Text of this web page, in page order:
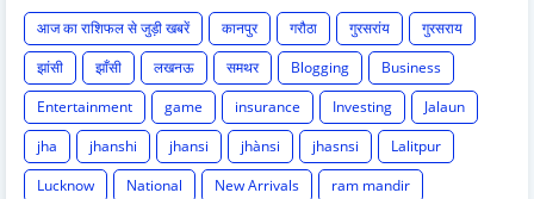
आज का राशिफल से जुड़ी खबरें कानपुर गरौठा गुरसरांय
गुरसराय
झांसी
झाँसी लखनऊ समथर Blogging
Business
Entertainment
game insurance Investing
Jalaun
jha
jhanshi jhansi jhànsi jhasnsi
Lalitpur
Lucknow
National New Arrivals
ram mandir